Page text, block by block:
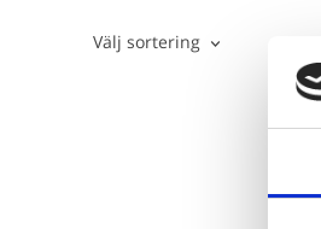
Välj sortering